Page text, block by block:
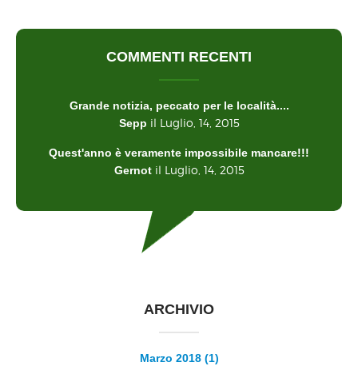
COMMENTI RECENTI
Grande notizia, peccato per le località....
Sepp il Luglio, 14, 2015
Quest'anno è veramente impossibile mancare!!!
Gernot il Luglio, 14, 2015
ARCHIVIO
Marzo 2018 (1)